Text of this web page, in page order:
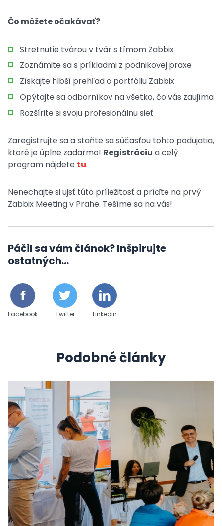
Čo môžete očakávať?
Stretnutie tvárou v tvár s tímom Zabbix
Zoznámite sa s príkladmi z podnikovej praxe
Získajte hlbší prehľad o portfóliu Zabbix
Opýtajte sa odborníkov na všetko, čo vás zaujíma
Rozšírite si svoju profesionálnu sieť
Zaregistrujte sa a staňte sa súčasťou tohto podujatia,
ktoré je úplne zadarmo! Registráciu a celý
program nájdete tu.
Nenechajte si ujsť túto príležitosť a príďte na prvý
Zabbix Meeting v Prahe. Tešíme sa na vás!
Páčil sa vám článok? Inšpirujte
ostatných...
Facebook Twitter Linkedin
Podobné články